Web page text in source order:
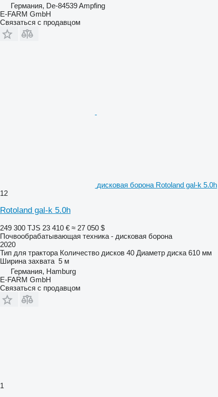
Германия, De-84539 Ampfing
E-FARM GmbH
Связаться с продавцом
дисковая борона Rotoland gal-k 5.0h
12
Rotoland gal-k 5.0h
249 300 TJS 23 410 € ≈ 27 050 $
Почвообрабатывающая техника - дисковая борона
2020
Тип для трактора Количество дисков 40 Диаметр диска 610 мм
Ширина захвата 5 м
Германия, Hamburg
E-FARM GmbH
Связаться с продавцом
1